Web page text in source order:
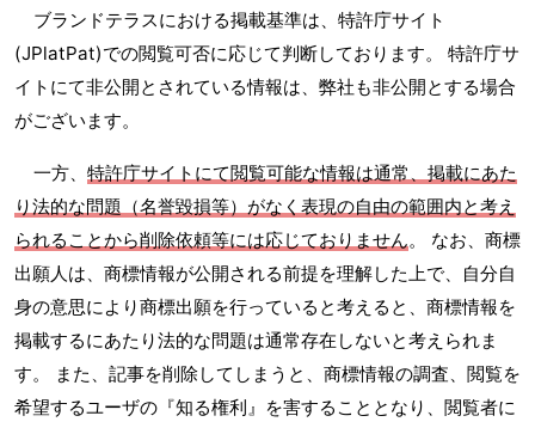
ブランドテラスにおける掲載基準は、特許庁サイト
(JPlatPat)での閲覧可否に応じて判断しております。 特許庁サ
イトにて非公開とされている情報は、弊社も非公開とする場合
がございます。
一方、 特許庁サイトにて閲覧可能な情報は通常、掲載にあた
り法的な問題（名誉毀損等）がなく表現の自由の範囲内と考え
られることから削除依頼等には応じておりません。 なお、商標
出願人は、商標情報が公開される前提を理解した上で、自分自
身の意思により商標出願を行っていると考えると、商標情報を
掲載するにあたり法的な問題は通常存在しないと考えられま
す。 また、記事を削除してしまうと、商標情報の調査、閲覧を
希望するユーザの『知る権利』を害することとなり、閲覧者に